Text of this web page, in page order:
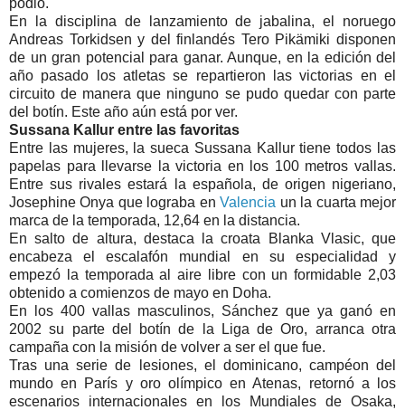
En la disciplina de lanzamiento de jabalina, el noruego
Andreas Torkidsen y del finlandés Tero Pikämiki disponen
de un gran potencial para ganar. Aunque, en la edición del
año pasado los atletas se repartieron las victorias en el
circuito de manera que ninguno se pudo quedar con parte
del botín. Este año aún está por ver.
Sussana Kallur entre las favoritas
Entre las mujeres, la sueca Sussana Kallur tiene todos las
papelas para llevarse la victoria en los 100 metros vallas.
Entre sus rivales estará la española, de origen nigeriano,
Josephine Onya que lograba enValencia un la cuarta mejor
marca de la temporada, 12,64 en la distancia.
En salto de altura, destaca la croata Blanka Vlasic, que
encabeza el escalafón mundial en su especialidad y
empezó la temporada al aire libre con un formidable 2,03
obtenido a comienzos de mayo en Doha.
En los 400 vallas masculinos, Sánchez que ya ganó en
2002 su parte del botín de la Liga de Oro, arranca otra
campaña con la misión de volver a ser el que fue.
Tras una serie de lesiones, el dominicano, campéon del
mundo en París y oro olímpico en Atenas, retornó a los
escenarios internacionales en los Mundiales de Osaka,